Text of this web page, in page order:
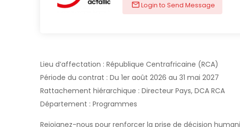
Login to Send Message
Lieu d’affectation : République Centrafricaine (RCA)
Période du contrat : Du 1er août 2026 au 31 mai 2027
Rattachement hiérarchique : Directeur Pays, DCA RCA
Département : Programmes
Rejoignez-nous pour renforcer la prise de décision